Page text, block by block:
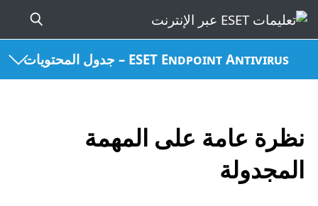
ESET Endpoint Antivirus – جدول المحتويات
نظرة عامة على المهمة
المجدولة